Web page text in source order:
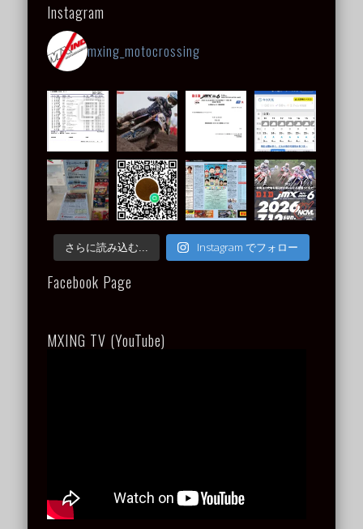
Instagram
mxing_motocrossing
さらに読み込む... Instagram でフォロー
Facebook Page
MXING TV (YouTube)